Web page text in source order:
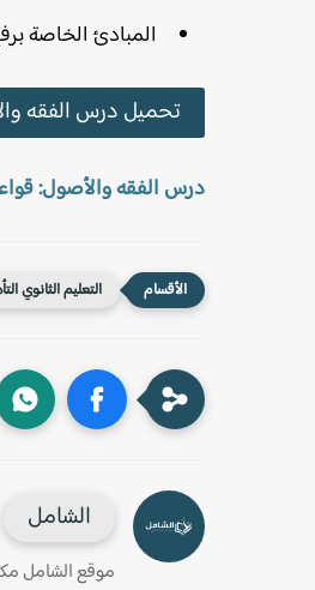
المبادئ الخاصة
تحميل درس الفقه
درس الفقه والأصول:
التعليم الثانوي
الشامل
موقع الشامل